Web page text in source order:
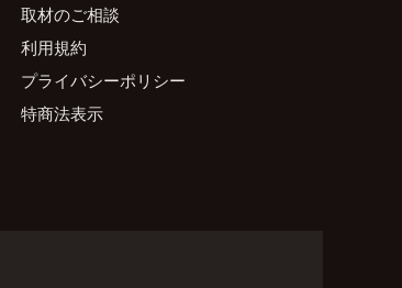
取材のご相談
利用規約
プライバシーポリシー
特商法表示